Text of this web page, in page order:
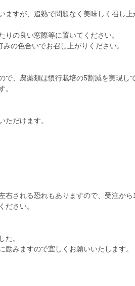
ますが、追熟で問題なく美味しく召し
の良い窓際等に置いてください。
の色合いでお召し上がりください。
で、農薬類は慣行栽培の5割減を実現し
。
ただけます。
右される恐れもありますので、受注から
ださい。
た。
みますので宜しくお願いいたします。